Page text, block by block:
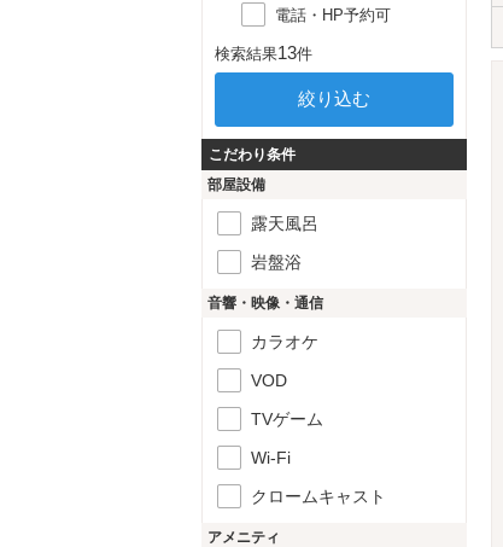
電話・HP予約可
検索結果13件
こだわり条件
部屋設備
露天風呂
岩盤浴
音響・映像・通信
カラオケ
VOD
TVゲーム
Wi-Fi
クロームキャスト
アメニティ